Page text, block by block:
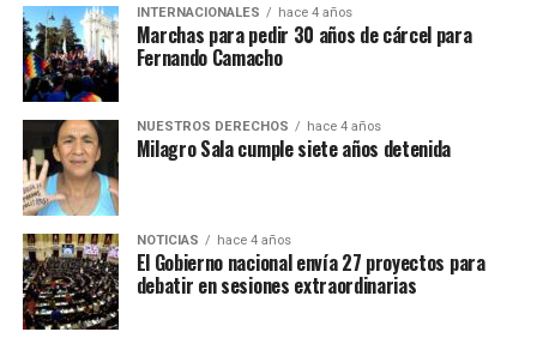
Una de las principales críticas es que el acto se haya
realizado mientras el contexto del país está rodeado de
levantamientos populares y represión policial, con
fallecidos y miles de personas detenidas.
INTERNACIONALES hace 4 años
Marchas para pedir 30 años de cárcel para
Fernando Camacho
NUESTROS DERECHOS hace 4 años
Milagro Sala cumple siete años detenida
NOTICIAS hace 4 años
El Gobierno nacional envía 27 proyectos para
debatir en sesiones extraordinarias